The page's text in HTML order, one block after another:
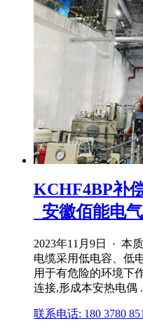
KCHF4BP补
_安徽佰能电
2023年11月9日 · 本
电缆采用低电容、低
用于有危险的环境下
连接,形成本安热电偶 .
联系电话: 180 3780